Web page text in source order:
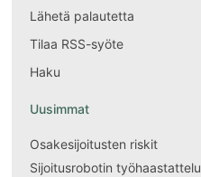
Lähetä palautetta
Tilaa RSS-syöte
Haku
Uusimmat
Osakesijoitusten riskit
Sijoitusrobotin työhaastattelu